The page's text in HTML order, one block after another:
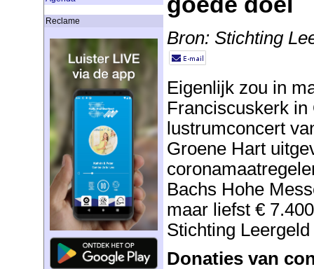
Reclame
Bron: Stichting
Eigenlijk zou in
Franciscuskerk in
lustrumconcert
Groene Hart
Bachs Hohe
maar liefst €
Stichting
Donaties van